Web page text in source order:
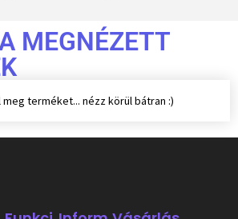
MEGNÉZETT
terméket... nézz körül bátran :)